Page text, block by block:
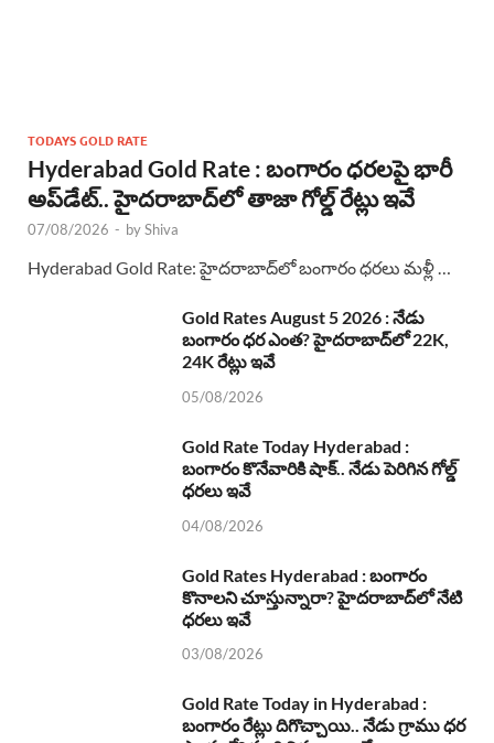
TODAYS GOLD RATE
Hyderabad Gold Rate : బంగారం ధరలపై భారీ
అప్‌డేట్.. హైదరాబాద్‌లో తాజా గోల్డ్ రేట్లు ఇవే
07/08/2026 - byShiva
Hyderabad Gold Rate: హైదరాబాద్‌లో బంగారం ధరలు మళ్లీ …
Gold Rates August 5 2026 : నేడు
బంగారం ధర ఎంత? హైదరాబాద్‌లో 22K,
24K రేట్లు ఇవే
05/08/2026
Gold Rate Today Hyderabad :
బంగారం కొనేవారికి షాక్.. నేడు పెరిగిన గోల్డ్
ధరలు ఇవే
04/08/2026
Gold Rates Hyderabad : బంగారం
కొనాలని చూస్తున్నారా? హైదరాబాద్‌లో నేటి
ధరలు ఇవే
03/08/2026
Gold Rate Today in Hyderabad :
బంగారం రేట్లు దిగొచ్చాయి.. నేడు గ్రాము ధర